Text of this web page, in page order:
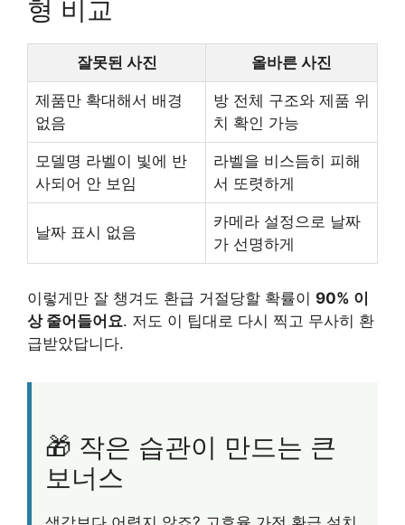
형 비교
잘못된 사진 올바른 사진
제품만 확대해서 배경
없음
방 전체 구조와 제품 위
치 확인 가능
모델명 라벨이 빛에 반
사되어 안 보임
라벨을 비스듬히 피해
서 또렷하게
날짜 표시 없음
카메라 설정으로 날짜
가 선명하게
이렇게만 잘 챙겨도 환급 거절당할 확률이 90% 이
상 줄어들어요. 저도 이 팁대로 다시 찍고 무사히 환
급받았답니다.
🎁 작은 습관이 만드는 큰
보너스